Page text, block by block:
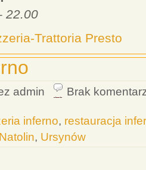
22.00
Trattoria Presto
admin
Brak
inferno, restauracja
Natolin, Ursynów